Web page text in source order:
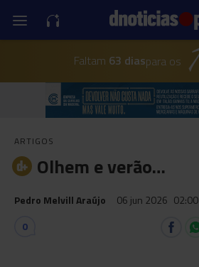
Faltam 63 diaspara os
ARTIGOS
Olhem e verão…
Pedro Melvill Araújo 06 jun 2026 02:00
0